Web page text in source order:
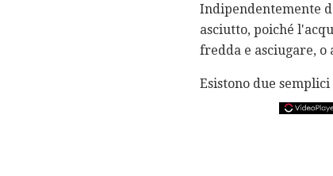
Indipendentemente
asciutto, poiché
fredda e asciugare,
Esistono due